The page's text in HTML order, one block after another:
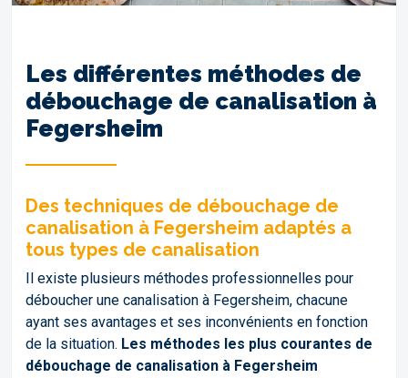
Les différentes méthodes de
débouchage de canalisation à
Fegersheim
Des techniques de débouchage de
canalisation à Fegersheim adaptés a
tous types de canalisation
Il existe plusieurs méthodes professionnelles pour
déboucher une canalisation à Fegersheim, chacune
ayant ses avantages et ses inconvénients en fonction
de la situation. Les méthodes les plus courantes de
débouchage de canalisation à Fegersheim